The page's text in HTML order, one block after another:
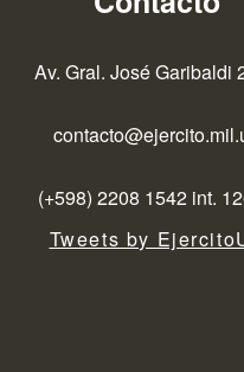
Av. Gral. José Garibaldi
(+598) 2208 1542 int.
Tweets by